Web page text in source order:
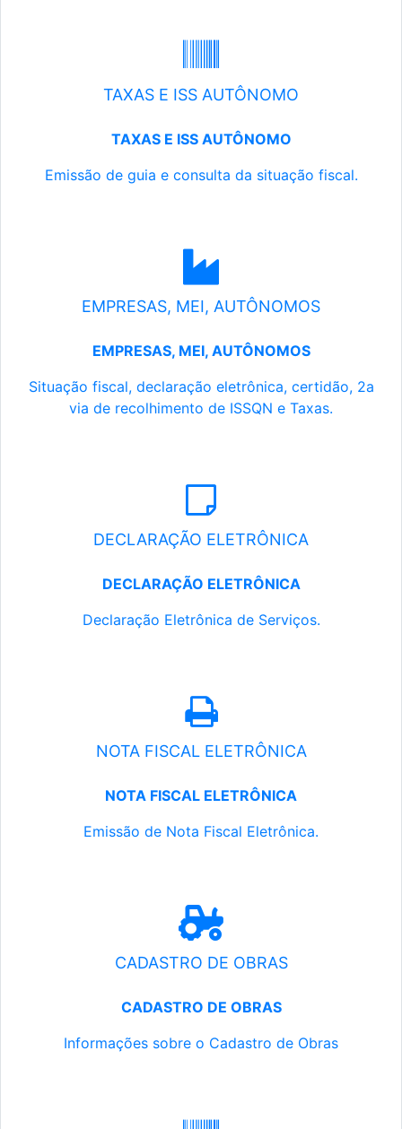
TAXAS E ISS AUTÔNOMO
TAXAS E ISS AUTÔNOMO
Emissão de guia e consulta da situação fiscal.
EMPRESAS, MEI, AUTÔNOMOS
EMPRESAS, MEI, AUTÔNOMOS
Situação fiscal, declaração eletrônica, certidão, 2a
via de recolhimento de ISSQN e Taxas.
DECLARAÇÃO ELETRÔNICA
DECLARAÇÃO ELETRÔNICA
Declaração Eletrônica de Serviços.
NOTA FISCAL ELETRÔNICA
NOTA FISCAL ELETRÔNICA
Emissão de Nota Fiscal Eletrônica.
CADASTRO DE OBRAS
CADASTRO DE OBRAS
Informações sobre o Cadastro de Obras